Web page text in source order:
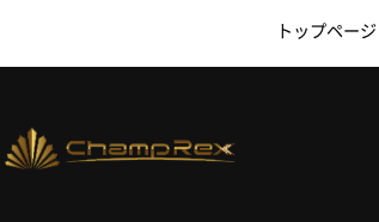
トップページ